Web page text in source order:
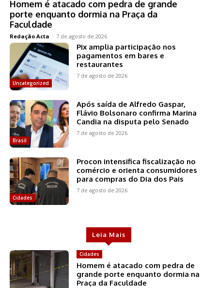
Homem é atacado com pedra de grande
porte enquanto dormia na Praça da
Faculdade
Redação Acta - 7 de agosto de 2026
Uncategorized
Pix amplia participação nos
pagamentos em bares e
restaurantes
7 de agosto de 2026
Brasil
Após saída de Alfredo Gaspar,
Flávio Bolsonaro confirma Marina
Candia na disputa pelo Senado
7 de agosto de 2026
Cidades
Procon intensifica fiscalização no
comércio e orienta consumidores
para compras do Dia dos Pais
7 de agosto de 2026
Leia Mais
Cidades
Homem é atacado com pedra de
grande porte enquanto dormia na
Praça da Faculdade